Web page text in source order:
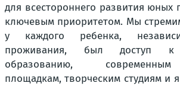
для всестороннего развития юных
ключевым приоритетом. Мы
у каждого ребенка,
проживания, был доступ к
образованию,
площадкам, творческим студиям и